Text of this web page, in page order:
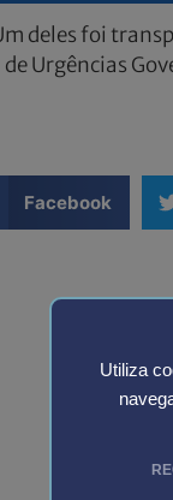
Utiliza
deles foi
Urgências
Facebook